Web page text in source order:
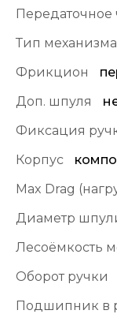
Передаточное
Тип механизма
Фрикцион
Доп. шпуля
Фиксация
Корпус
Max Drag
Диаметр
Лесоёмкость
Оборот ручки
Подшипник в